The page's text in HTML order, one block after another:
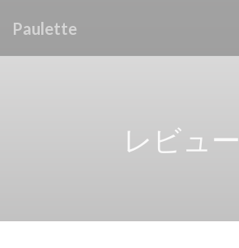
Paulette
レビュー